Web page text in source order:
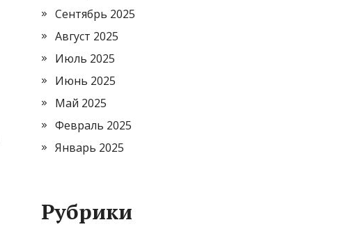
Сентябрь 2025
Август 2025
Июль 2025
Июнь 2025
Май 2025
Февраль 2025
Январь 2025
Рубрики